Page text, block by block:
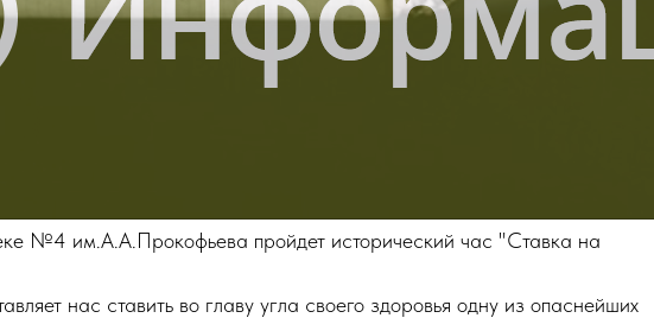
№4 им.А.А.Прокофьева пройдет исторический час "Ставка на
нас ставить во главу угла своего здоровья одну из опаснейших